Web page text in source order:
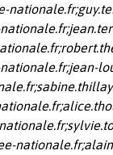
nationale.fr;
;
;
;jean-
;
;
;
nationale.fr;